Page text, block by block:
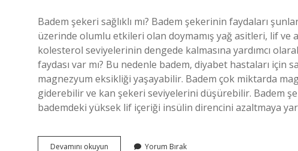
Badem şekeri sağlıklı mı? Badem şekerinin faydaları
üzerinde olumlu etkileri olan doymamış yağ asitleri, lif ve
kolesterol seviyelerinin dengede kalmasına yardımcı
faydası var mı? Bu nedenle badem, diyabet hastaları için
magnezyum eksikliği yaşayabilir. Badem çok miktarda
giderebilir ve kan şekeri seviyelerini düşürebilir. Badem
bademdeki yüksek lif içeriği insülin direncini azaltmaya
Devamını okuyun Yorum Bırak